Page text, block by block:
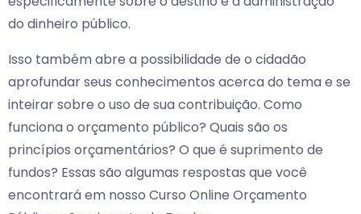
do dinheiro público.
Isso também abre a possibilidade de o cidadão
aprofundar seus conhecimentos acerca do tema e se
inteirar sobre o uso de sua contribuição. Como
funciona o orçamento público? Quais são os
princípios orçamentários? O que é suprimento de
fundos? Essas são algumas respostas que você
encontrará em nosso Curso Online Orçamento